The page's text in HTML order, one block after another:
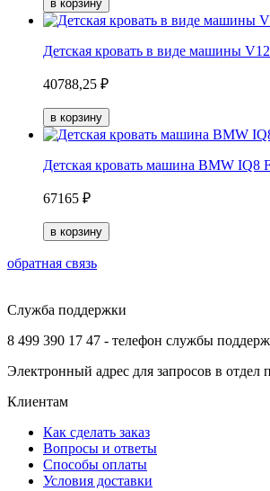
Детская кровать в виде машины
40788,25 ₽
Детская кровать машина BMW IQ8
67165 ₽
обратная связь
Служба поддержки
8 499 390 17 47 - телефон службы
Электронный адрес для запросов в отдел
Клиентам
Как сделать заказ
Вопросы и ответы
Способы оплаты
Условия доставки